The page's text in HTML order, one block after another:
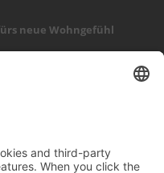
neue Wohngefühl
rund ums haus